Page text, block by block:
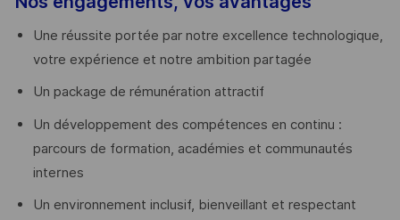
Une réussite portée par notre excellence technologique,
votre expérience et notre ambition partagée
Un package de rémunération attractif
Un développement des compétences en continu :
parcours de formation, académies et communautés
internes
Un environnement inclusif, bienveillant et respectant